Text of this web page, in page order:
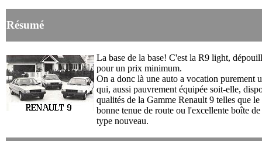
Résumé
La base de la base! C'est la R9 light,
pour un prix minimum.
On a donc là une auto a vocation purement
qui, aussi pauvrement équipée soit-elle,
qualités de la Gamme Renault 9 telles que
bonne tenue de route ou l'excellente boîte
type nouveau.